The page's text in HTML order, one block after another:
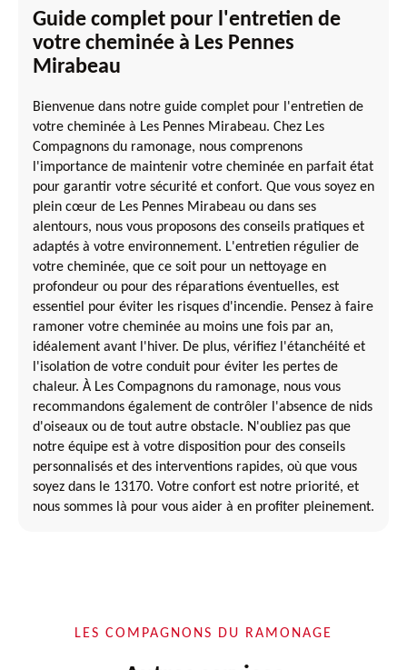
Guide complet pour l'entretien de
votre cheminée à Les Pennes
Mirabeau
Bienvenue dans notre guide complet pour l'entretien de
votre cheminée à Les Pennes Mirabeau. Chez Les
Compagnons du ramonage, nous comprenons
l'importance de maintenir votre cheminée en parfait état
pour garantir votre sécurité et confort. Que vous soyez en
plein cœur de Les Pennes Mirabeau ou dans ses
alentours, nous vous proposons des conseils pratiques et
adaptés à votre environnement. L'entretien régulier de
votre cheminée, que ce soit pour un nettoyage en
profondeur ou pour des réparations éventuelles, est
essentiel pour éviter les risques d'incendie. Pensez à faire
ramoner votre cheminée au moins une fois par an,
idéalement avant l'hiver. De plus, vérifiez l'étanchéité et
l'isolation de votre conduit pour éviter les pertes de
chaleur. À Les Compagnons du ramonage, nous vous
recommandons également de contrôler l'absence de nids
d'oiseaux ou de tout autre obstacle. N'oubliez pas que
notre équipe est à votre disposition pour des conseils
personnalisés et des interventions rapides, où que vous
soyez dans le 13170. Votre confort est notre priorité, et
nous sommes là pour vous aider à en profiter pleinement.
LES COMPAGNONS DU RAMONAGE